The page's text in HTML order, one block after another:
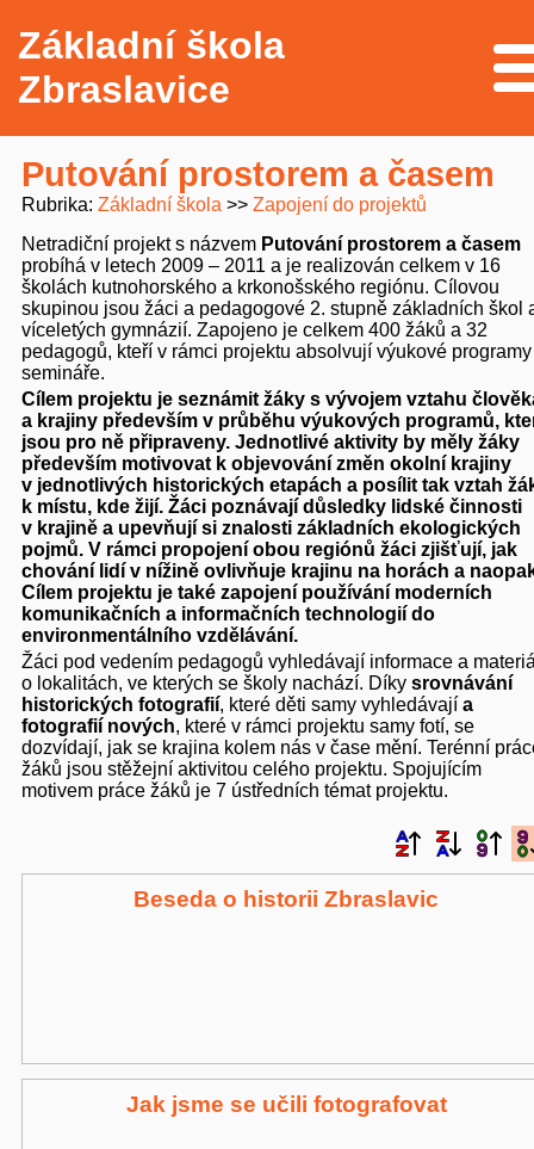
Základní škola
Zbraslavice
Putování prostorem a časem
Rubrika Základní škola
Zapojení do projektů
Netradiční projekt s názvem Putování prostorem a časem
probíhá v letech 2009 – 2011 a je realizován celkem v 16
školách kutnohorského a krkonošského regiónu. Cílovou
skupinou jsou žáci a pedagogové 2. stupně základních škol
víceletých gymnázií. Zapojeno je celkem 400 žáků a 32
pedagogů, kteří v rámci projektu absolvují výukové
semináře.
Cílem projektu je seznámit žáky s vývojem vztahu
a krajiny především v průběhu výukových programů,
jsou pro ně připraveny. Jednotlivé aktivity by měly žáky
především motivovat k objevování změn okolní krajiny
v jednotlivých historických etapách a posílit tak vztah
k místu, kde žijí. Žáci poznávají důsledky lidské činnosti
v krajině a upevňují si znalosti základních ekologických
pojmů. V rámci propojení obou regiónů žáci zjišťují, jak
chování lidí v nížině ovlivňuje krajinu na horách a
Cílem projektu je také zapojení používání moderních
komunikačních a informačních technologií do
environmentálního vzdělávání.
Žáci pod vedením pedagogů vyhledávají informace a
o lokalitách, ve kterých se školy nachází. Díky srovnávání
historických fotografií, které děti samy vyhledávají a
fotografií nových, které v rámci projektu samy fotí, se
dozvídají, jak se krajina kolem nás v čase mění. Terénní
žáků jsou stěžejní aktivitou celého projektu. Spojujícím
motivem práce žáků je 7 ústředních témat projektu.
Beseda o historii Zbraslavic
Jak jsme se učili fotografovat